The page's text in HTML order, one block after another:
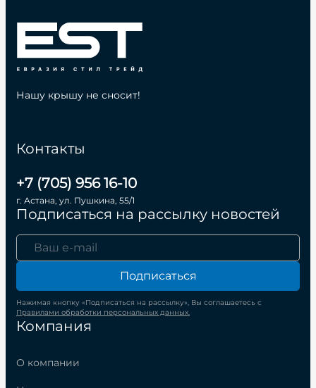
Компания
О компании
Контакты
+7 (705) 956 16-10
г. Астана, ул. Пушкина, 55/1
Подписаться на рассылку новостей
Подписаться
Нажимая кнопку «Подписаться на рассылку», Вы соглашаетесь с
Правилами обработки персональных данных.
Нашу крышу не сносит!